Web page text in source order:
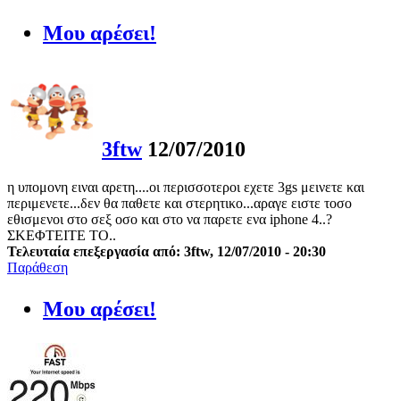
Μου αρέσει!
3ftw 12/07/2010
η υπομονη ειναι αρετη....οι περισσοτεροι εχετε 3gs μεινετε και
περιμενετε...δεν θα παθετε και στερητικο...αραγε ειστε τοσο
εθισμενοι στο σεξ οσο και στο να παρετε ενα iphone 4..?
ΣΚΕΦΤΕΙΤΕ ΤΟ..
Τελευταία επεξεργασία από: 3ftw, 12/07/2010 - 20:30
Παράθεση
Μου αρέσει!